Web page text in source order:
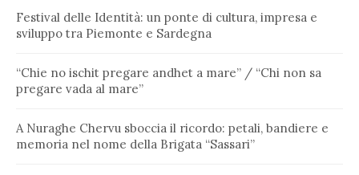
Festival delle Identità: un ponte di cultura, impresa e
sviluppo tra Piemonte e Sardegna
“Chie no ischit pregare andhet a mare” / “Chi non sa
pregare vada al mare”
A Nuraghe Chervu sboccia il ricordo: petali, bandiere e
memoria nel nome della Brigata “Sassari”